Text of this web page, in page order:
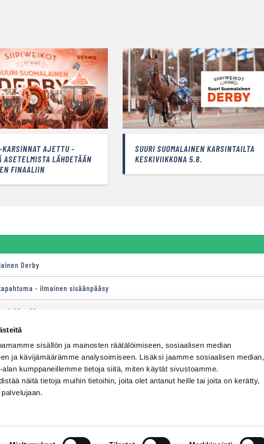
sisällön ja mainosten räätälöimiseen, sosiaalisen median
ja kävijämäärämme analysoimiseen. Lisäksi jaamme sosiaalisen median,
kumppaneillemme tietoja siitä, miten käytät sivustoamme.
näitä tietoja muihin tietoihin, joita olet antanut heille tai joita on kerätty,
KARSINNAT AJETTU -
ASETELMISTA LÄHDETÄÄN
FINAALIIN
SUURI SUOMALAINEN KARSINTAILTA
KESKIVIIKKONA 5.8.
Derby
- ilmainen sisäänpääsy
SM - ilmainen sisäänpääsy
sisäänpääsy